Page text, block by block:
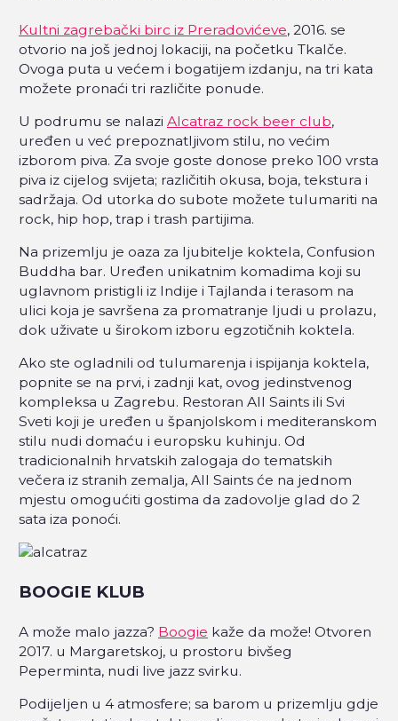
Kultni zagrebački birc iz Preradovićeve, 2016. se
otvorio na još jednoj lokaciji, na početku Tkalče.
Ovoga puta u većem i bogatijem izdanju, na tri kata
možete pronaći tri različite ponude.
U podrumu se nalazi Alcatraz rock beer club,
uređen u već prepoznatljivom stilu, no većim
izborom piva. Za svoje goste donose preko 100 vrsta
piva iz cijelog svijeta; različitih okusa, boja, tekstura i
sadržaja. Od utorka do subote možete tulumariti na
rock, hip hop, trap i trash partijima.
Na prizemlju je oaza za ljubitelje koktela, Confusion
Buddha bar. Uređen unikatnim komadima koji su
uglavnom pristigli iz Indije i Tajlanda i terasom na
ulici koja je savršena za promatranje ljudi u prolazu,
dok uživate u širokom izboru egzotičnih koktela.
Ako ste ogladnili od tulumarenja i ispijanja koktela,
popnite se na prvi, i zadnji kat, ovog jedinstvenog
kompleksa u Zagrebu. Restoran All Saints ili Svi
Sveti koji je uređen u španjolskom i mediteranskom
stilu nudi domaću i europsku kuhinju. Od
tradicionalnih hrvatskih zalogaja do tematskih
večera iz stranih zemalja, All Saints će na jednom
mjestu omogućiti gostima da zadovolje glad do 2
sata iza ponoći.
BOOGIE KLUB
A može malo jazza? Boogie kaže da može! Otvoren
2017. u Margaretskoj, u prostoru bivšeg
Peperminta, nudi live jazz svirku.
Podijeljen u 4 atmosfere; sa barom u prizemlju gdje